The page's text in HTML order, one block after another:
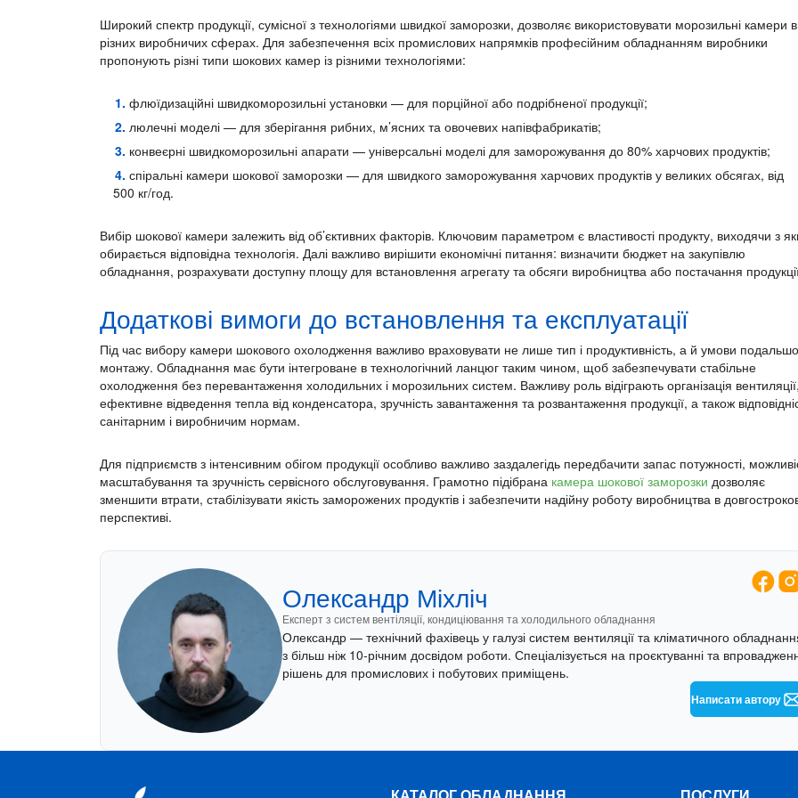
Широкий спектр продукції, сумісної з технологіями швидкої заморозки, дозволяє використовувати морозильні камери в
різних виробничих сферах. Для забезпечення всіх промислових напрямків професійним обладнанням виробники
пропонують різні типи шокових камер із різними технологіями:
флюїдизаційні швидкоморозильні установки — для порційної або подрібненої продукції;
люлечні моделі — для зберігання рибних, м’ясних та овочевих напівфабрикатів;
конвеєрні швидкоморозильні апарати — універсальні моделі для заморожування до 80% харчових продуктів;
спіральні камери шокової заморозки — для швидкого заморожування харчових продуктів у великих обсягах, від
500 кг/год.
Вибір шокової камери залежить від об’єктивних факторів. Ключовим параметром є властивості продукту, виходячи з
обирається відповідна технологія. Далі важливо вирішити економічні питання: визначити бюджет на закупівлю
обладнання, розрахувати доступну площу для встановлення агрегату та обсяги виробництва або постачання
Додаткові вимоги до встановлення та експлуатації
Під час вибору камери шокового охолодження важливо враховувати не лише тип і продуктивність, а й умови
монтажу. Обладнання має бути інтегроване в технологічний ланцюг таким чином, щоб забезпечувати стабільне
охолодження без перевантаження холодильних і морозильних систем. Важливу роль відіграють організація вентиляції,
ефективне відведення тепла від конденсатора, зручність завантаження та розвантаження продукції, а також
санітарним і виробничим нормам.
Для підприємств з інтенсивним обігом продукції особливо важливо заздалегідь передбачити запас потужності,
масштабування та зручність сервісного обслуговування. Грамотно підібрана камера шокової заморозки дозволяє
зменшити втрати, стабілізувати якість заморожених продуктів і забезпечити надійну роботу виробництва в
перспективі.
Олександр Міхліч
Експерт з систем вентіляції, кондиціювання та холодильного обладнання
Олександр — технічний фахівець у галузі систем вентиляції та кліматичного
з більш ніж 10-річним досвідом роботи. Спеціалізується на проєктуванні та
рішень для промислових і побутових приміщень.
Написати автору